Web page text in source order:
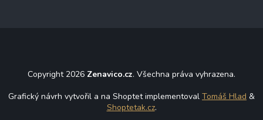
Copyright 2026 Zenavico.cz. Všechna práva vyhrazena.
Grafický návrh vytvořil a na Shoptet implementoval Tomáš Hlad &
Shoptetak.cz.